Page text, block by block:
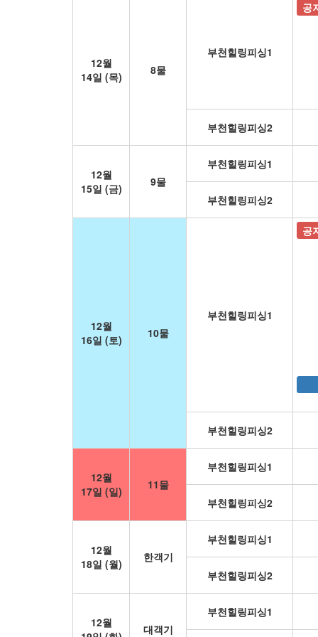
12월
14일 (목)
8물
부천힐링피싱1
공
부천힐링피싱2
12월
15일 (금)
9물
부천힐링피싱1
부천힐링피싱2
12월
16일 (토)
10물
부천힐링피싱1
공
부천힐링피싱2
12월
17일 (일)
11물
부천힐링피싱1
부천힐링피싱2
12월
18일 (월)
한객기
부천힐링피싱1
부천힐링피싱2
12월
대객기
부천힐링피싱1